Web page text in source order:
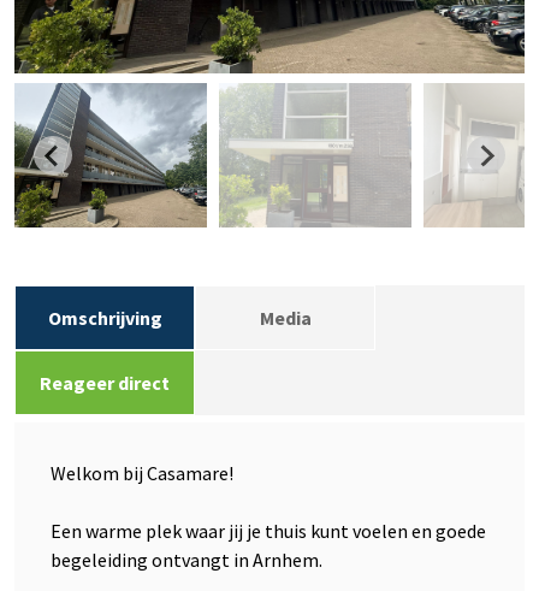
Omschrijving Media
Reageer direct
Welkom bij Casamare!
Een warme plek waar jij je thuis kunt voelen en goede
begeleiding ontvangt in Arnhem.